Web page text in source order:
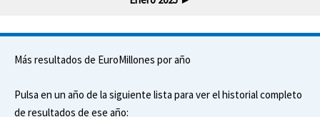
Más resultados de EuroMillones por año
Pulsa en un año de la siguiente lista para ver el historial completo
de resultados de ese año: